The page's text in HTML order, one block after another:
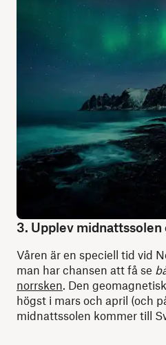
3. Upplev midnattssolen
Våren är en speciell tid vid
man har chansen att få se
norrsken. Den
högst i mars och april (och
midnattssolen kommer till